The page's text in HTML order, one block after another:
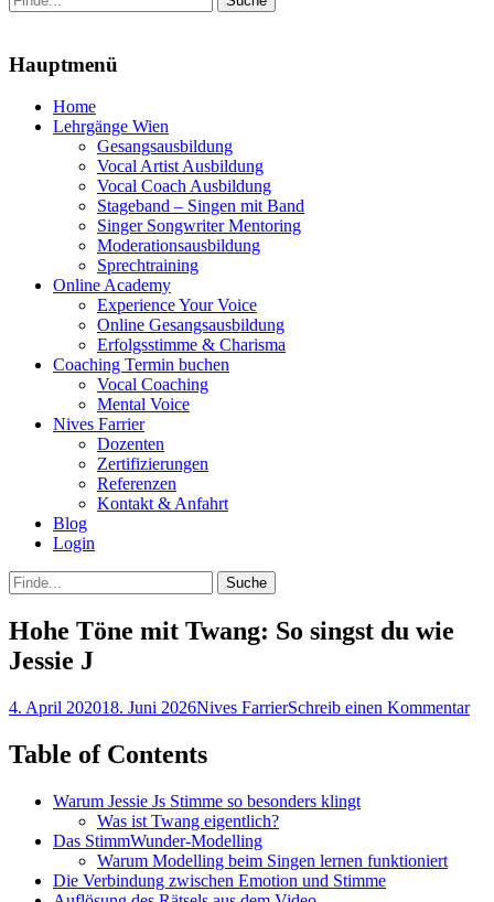
nach:
Hauptmenü
Zum
Inhalt
Home
Lehrgänge Wien
Gesangsausbildung
Vocal Artist Ausbildung
Vocal Coach Ausbildung
Stageband – Singen mit Band
Singer Songwriter Mentoring
Moderationsausbildung
Sprechtraining
Online Academy
Experience Your Voice
Online Gesangsausbildung
Erfolgsstimme & Charisma
Coaching Termin buchen
Vocal Coaching
Mental Voice
Nives Farrier
Dozenten
Zertifizierungen
Referenzen
Kontakt & Anfahrt
Blog
Login
bei
der
Suche
Suche
nach:
Hohe Töne mit Twang: So singst du wie
Jessie J
Posted
4. April 202018. Juni 2026Autor
Nives FarrierSchreib einen Kommentar
Table of Contents
Warum Jessie Js Stimme so besonders klingt
Was ist Twang eigentlich?
Das StimmWunder-Modelling
Warum Modelling beim Singen lernen funktioniert
Die Verbindung zwischen Emotion und Stimme